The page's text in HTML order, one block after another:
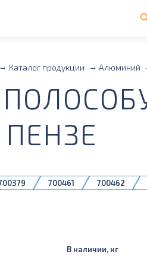
Каталог продукции Алюминий
ПЕНЗЕ
700461 700462
В наличии, кг